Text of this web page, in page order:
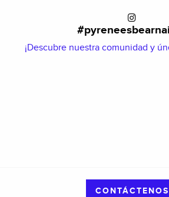
¡Descubre nuestra comunidad y
CONTÁCTENOS